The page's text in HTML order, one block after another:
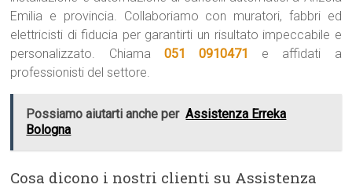
Emilia e provincia. Collaboriamo con muratori, fabbri ed
elettricisti di fiducia per garantirti un risultato impeccabile e
personalizzato. Chiama 051 0910471
e affidati a
professionisti del settore.
Possiamo aiutarti anche per Assistenza Erreka
Bologna
Cosa dicono i nostri clienti su Assistenza